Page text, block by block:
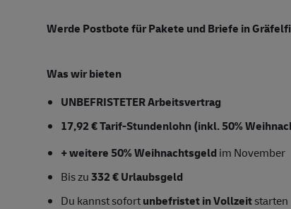
Werde Postbote für Pakete und Briefe in
Was wir bieten
UNBEFRISTETERArbeitsvertrag
17,92 € Tarif-Stundenlohn(inkl. 50%
+ weitere 50% Weihnachtsgeldim November
Bis zu332 € Urlaubsgeld
Du kannst sofortunbefristet in Vollzeitstarten